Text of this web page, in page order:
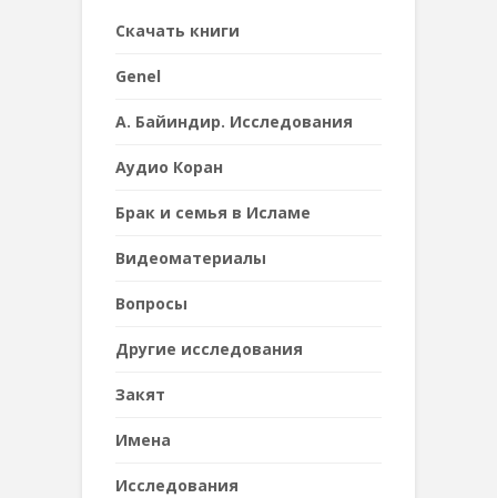
Cкачать книги
Genel
А. Байиндир. Исследования
Аудио Коран
Брак и семья в Исламе
Видеоматериалы
Вопросы
Другие исследования
Закят
Имена
Исследования